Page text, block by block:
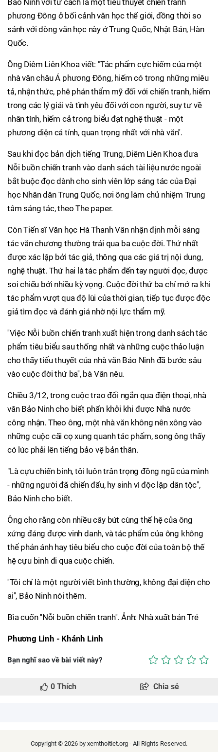
Bảo Ninh với tư cách là một tiểu thuyết chiến tranh
phương Đông ở bối cảnh văn học thế giới, đồng thời so
sánh với dòng văn học này ở Trung Quốc, Nhật Bản, Hàn
Quốc.
Ông Diêm Liên Khoa viết: "Tác phẩm cực hiếm của một
nhà văn châu Á phương Đông, hiếm có trong những miêu
tả, nhận thức, phê phán thẩm mỹ đối với chiến tranh, hiếm
trong các lý giải và tình yêu đối với con người, suy tư về
nhân tính, hiếm cả trong biểu đạt nghệ thuật - một
phương diện cá tính, quan trọng nhất với nhà văn''.
Sau khi đọc bản dịch tiếng Trung, Diêm Liên Khoa đưa
Nỗi buồn chiến tranh vào danh sách tài liệu nước ngoài
bắt buộc đọc dành cho sinh viên lớp sáng tác của Đại
học Nhân dân Trung Quốc, nơi ông làm chủ nhiệm Trung
tâm sáng tác, theo The paper.
Còn Tiến sĩ Văn học Hà Thanh Vân nhận định mỗi sáng
tác văn chương thường trải qua ba cuộc đời. Thứ nhất
được xác lập bởi tác giả, thông qua các giá trị nội dung,
nghệ thuật. Thứ hai là tác phẩm đến tay người đọc, được
soi chiếu bởi nhiều kỳ vọng. Cuộc đời thứ ba chỉ mở ra khi
tác phẩm vượt qua độ lùi của thời gian, tiếp tục được độc
giả tìm đọc và đánh giá nhờ nội lực thẩm mỹ.
''Việc Nỗi buồn chiến tranh xuất hiện trong danh sách tác
phẩm tiêu biểu sau thống nhất và những cuộc thảo luận
cho thấy tiểu thuyết của nhà văn Bảo Ninh đã bước sâu
vào cuộc đời thứ ba'', bà Vân nêu.
Chiều 3/12, trong cuộc trao đổi ngắn qua điện thoại, nhà
văn Bảo Ninh cho biết phấn khởi khi được Nhà nước
công nhận. Theo ông, một nhà văn không nên xông vào
những cuộc cãi cọ xung quanh tác phẩm, song ông thấy
có lúc phải lên tiếng bảo vệ bản thân.
"Là cựu chiến binh, tôi luôn trân trọng đồng ngũ của mình
- những người đã chiến đấu, hy sinh vì độc lập dân tộc",
Bảo Ninh cho biết.
Ông cho rằng còn nhiều cây bút cùng thế hệ của ông
xứng đáng được vinh danh, và tác phẩm của ông không
thể phản ánh hay tiêu biểu cho cuộc đời của toàn bộ thế
hệ cựu binh đi qua cuộc chiến.
''Tôi chỉ là một người viết bình thường, không đại diện cho
ai", Bảo Ninh nói thêm.
Bìa cuốn ''Nỗi buồn chiến tranh''. Ảnh: Nhà xuất bản Trẻ
Phương Linh - Khánh Linh
Bạn nghĩ sao về bài viết này?
0 Thích Chia sẻ
Copyright © 2026 by xemthoitiet.org - All Rights Reserved.